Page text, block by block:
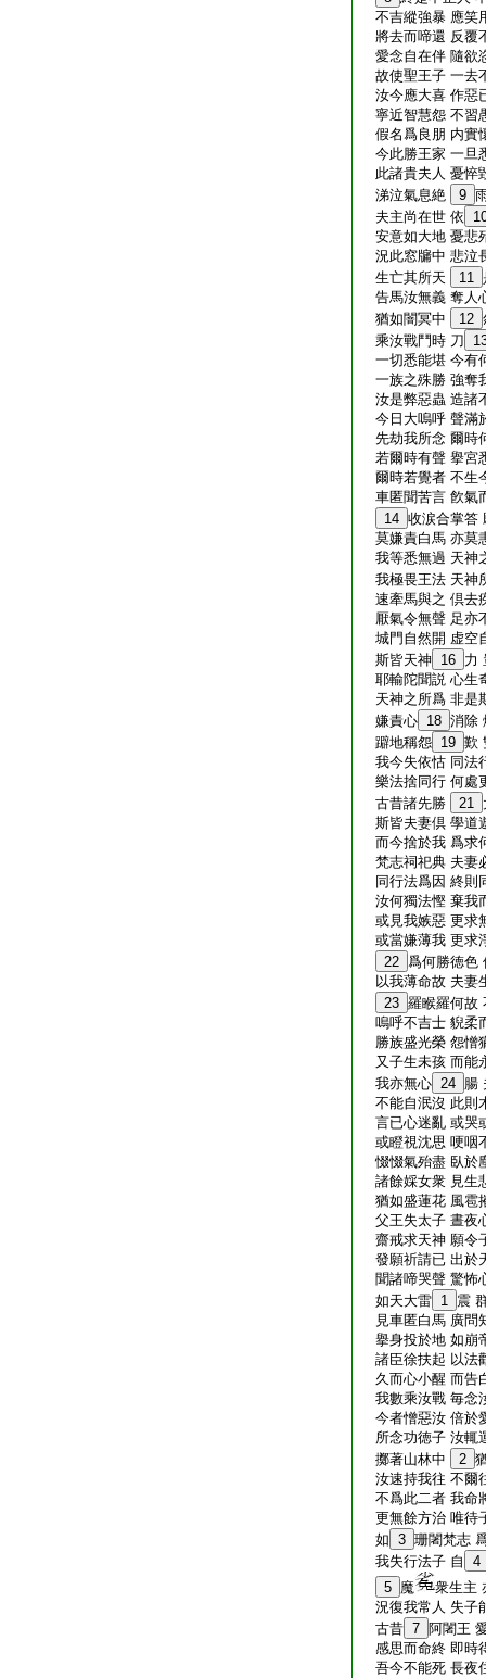
不吉縱強暴 應笑
將去而啼還 反覆
愛念自在伴 隨欲
故使聖王子 一去
汝今應大喜 作惡
寧近智慧怨 不習
假名爲良朋 内實
今此勝王家 一旦
此諸貴夫人 憂悴
涕泣氣息絶
9
夫主尚在世 依
安意如大地 憂悲
況此窓牖中 悲泣
生亡其所天
11
告馬汝無義 奪人
猶如闇冥中
12
乘汝戰鬥時 刀
一切悉能堪 今有
一族之殊勝 強奪
汝是弊惡蟲 造諸
今日大嗚呼 聲滿
先劫我所念 爾時
若爾時有聲 擧宮
爾時若覺者 不生
車匿聞苦言 飮氣
14 收涙合掌答
莫嫌責白馬 亦莫
我等悉無過 天神
我極畏王法 天神
速牽馬與之 倶去
厭氣令無聲 足亦
城門自然開 虚空
斯皆天神 16 力
耶輸陀聞説 心生
天神之所爲 非是
嫌責心 18 消除
躃地稱怨 19 歎
我今失依怙 同法
樂法捨同行 何處
古昔諸先勝
21
斯皆夫妻倶 學道
而今捨於我 爲求
梵志祠祀典 夫妻
同行法爲因 終則
汝何獨法慳 棄我
或見我嫉惡 更求
或當嫌薄我 更求
22 爲何勝徳色
以我薄命故 夫妻
23 羅睺羅何故
嗚呼不吉士 貎柔
勝族盛光榮 怨憎
又子生未孩 而能
我亦無心 24 腸
不能自泯沒 此則
言已心迷亂 或哭
或瞪視沈思 哽咽
惙惙氣殆盡 臥於
諸餘婇女衆 見生
猶如盛蓮花 風雹
父王失太子 晝夜
齋戒求天神 願令
發願祈請已 出於
聞諸啼哭聲 驚怖
如天大雷 1 震
見車匿白馬 廣問
擧身投於地 如崩
諸臣徐扶起 以法
久而心小醒 而告
我數乘汝戰 毎念
今者憎惡汝 倍於
所念功徳子 汝輒
擲著山林中
2
汝速持我往 不爾
不爲此二者 我命
更無餘方治 唯待
如 3 珊闍梵志
我失行法子 自
4
5 魔
衆生主
況復我常人 失子
古昔 7 阿闍王
感思而命終 即時
吾今不能死 長夜